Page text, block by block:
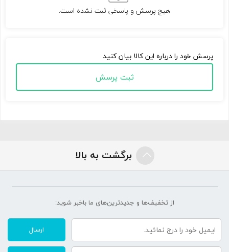
هیچ پرسش و پاسخی ثبت نشده است.
پرسش خود را درباره این کالا بیان کنید
ثبت پرسش
برگشت به بالا
از تخفیف‌ها و جدیدترین‌های ما‌ باخبر شوید:
ارسال